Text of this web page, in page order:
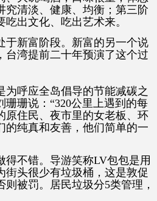
究清淡、健康、均衡；第三阶
出文化、吃出艺术来。
于新富阶段。新富的另一个说
台湾提前二十年预演了这个过
呼应全岛倡导的节能减碳之
珊说：“320公里上遇到的每
原住民、夜市里的女老板、环
纯真和友善，他们简单的一
不错。导游笑称LV包包是用
头很少有垃圾桶，这是敦促
被罚。居民垃圾分5类管理，